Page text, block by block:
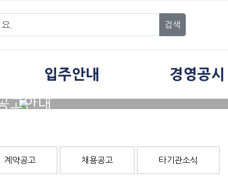
검색
입주안내 경영공시
고안내
계약공고 채용공고 타기관소식